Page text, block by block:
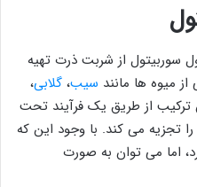
سوربیتول از شربت ذرت تهیه
میوه ها مانند سیب، گلابی،
از طریق یک فرآیند تحت
تجزیه می کند. با وجود این که
اما می توان به صورت